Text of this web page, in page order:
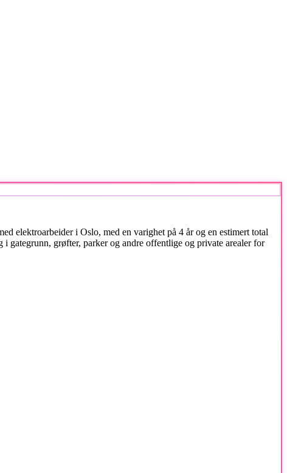
elektroarbeider i Oslo, med en varighet på 4 år og en estimert total
grøfter, parker og andre offentlige og private arealer for